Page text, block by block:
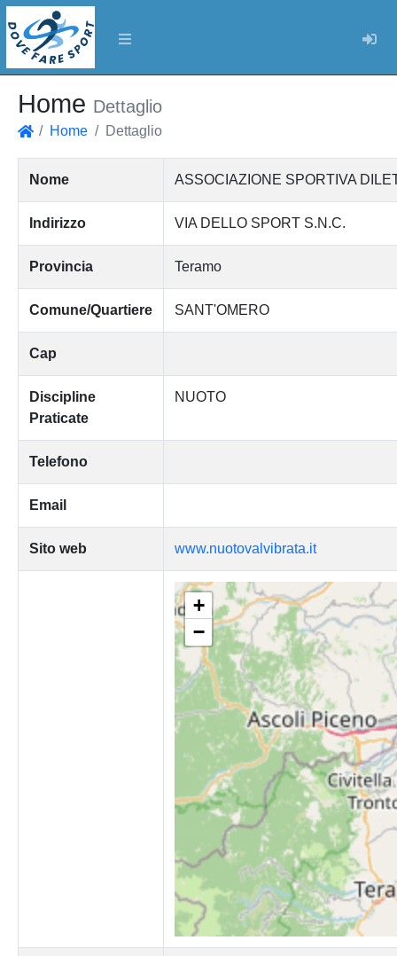
Home Dettaglio
Home Dettaglio
Nome ASSOCIAZIONE SPORTIVA
Indirizzo VIA DELLO SPORT S.N.C.
Provincia Teramo
Comune/Quartiere SANT'OMERO
Cap
Discipline
Praticate
NUOTO
Telefono
Email
Sito web www.nuotovalvibrata.it
+
−